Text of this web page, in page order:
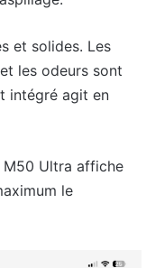
et solides. Les
les odeurs sont
intégré agit en
Ultra affiche
le